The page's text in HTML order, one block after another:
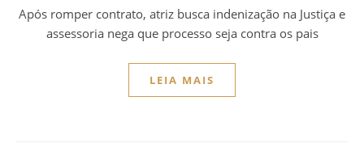
Após romper contrato, atriz busca indenização na Justiça e
assessoria nega que processo seja contra os pais
LEIA MAIS